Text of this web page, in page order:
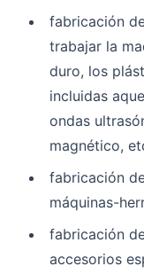
fabricación
trabajar la
duro, los
incluidas
ondas
magnético,
fabricación
máquinas-
fabricación
accesorios